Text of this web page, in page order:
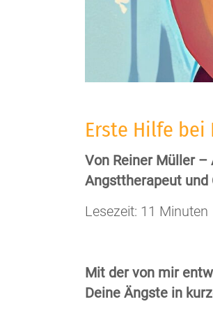
Erste Hilfe bei
Von Reiner Müller
Angsttherapeut
Lesezeit: 11 Minuten
Mit der von mir
Deine Ängste in